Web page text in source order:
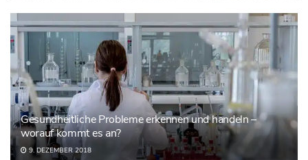
Gesundheitliche Probleme erkennen und handeln –
worauf kommt es an?
9. DEZEMBER 2018